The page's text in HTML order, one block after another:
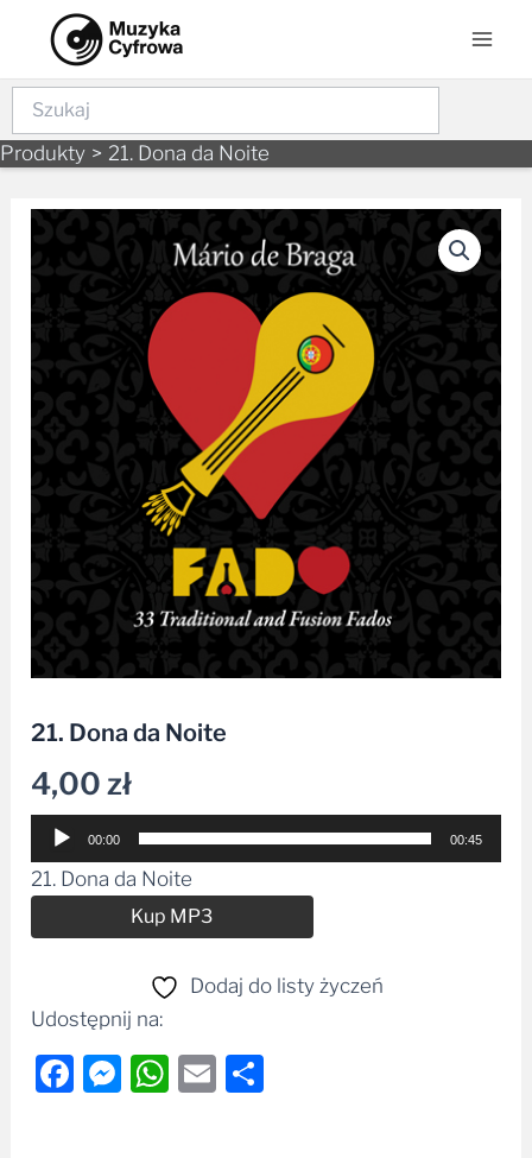
content
Szukaj
Produkty 21. Dona da Noite
21. Dona da Noite
4,00zł
Odtwarzacz
plików
dźwiękowych
00:00 00:45
21. Dona da Noite
Kup MP3
Dodaj do listy życzeń
Udostępnij na:
Facebook
Messenger
WhatsApp
Email